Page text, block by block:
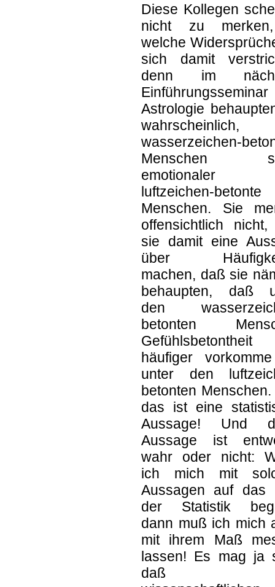
Diese Kollegen
nicht zu
welche
sich damit
denn im
Astrologie
wahrscheinlich,
wasserzeichen-
Menschen
emotionaler
luftzeichen-betonte
Menschen. Sie
offensichtlich
sie damit eine
über
machen, daß sie
behaupten, daß
den
betonten
Gefühlsbetontheit
häufiger
unter den
betonten
das ist eine
Aussage! Und
Aussage ist
wahr oder nicht:
ich mich mit
Aussagen auf das
der Statistik
dann muß ich mich
mit ihrem Maß
lassen! Es mag ja
daß